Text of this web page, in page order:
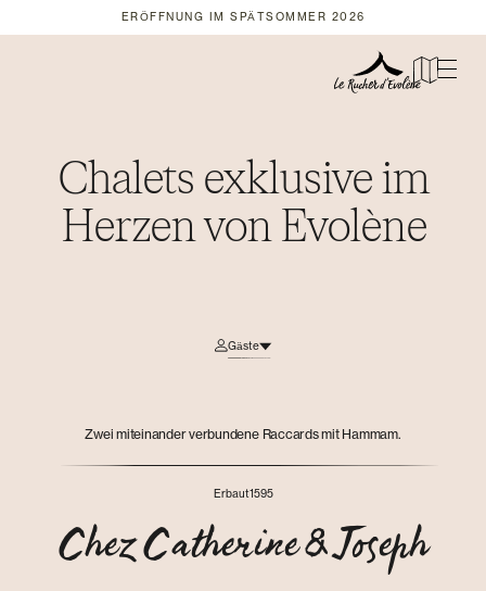
ERÖFFNUNG IM SPÄTSOMMER 2026
Chalets exklusive im
Herzen von Evolène
Gäste
Zwei miteinander verbundene Raccards mit Hammam.
Erbaut1595
Chez Catherine & Joseph